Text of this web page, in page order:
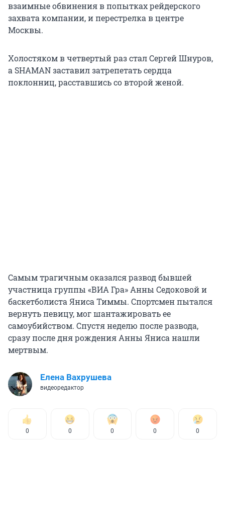
взаимные обвинения в попытках рейдерского
захвата компании, и перестрелка в центре
Москвы.
Холостяком в четвертый раз стал Сергей Шнуров,
а SHAMAN заставил затрепетать сердца
поклонниц, расставшись со второй женой.
Самым трагичным оказался развод бывшей
участница группы «ВИА Гра» Анны Седоковой и
баскетболиста Яниса Тиммы. Спортсмен пытался
вернуть певицу, мог шантажировать ее
самоубийством. Спустя неделю после развода,
сразу после дня рождения Анны Яниса нашли
мертвым.
Елена Вахрушева
видеоредактор
0 0 0 0 0